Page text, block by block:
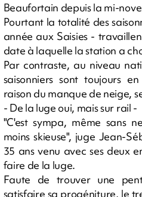
Beaufortain depuis la mi-
Pourtant la totalité des
année aux Saisies -
date à laquelle la station a
Par contraste, au niveau
saisonniers sont toujours
raison du manque de neige,
- De la luge oui, mais sur rail -
"C'est sympa, même sans
moins skieuse", juge Jean-
35 ans venu avec ses deux
faire de la luge.
Faute de trouver une
satisfaire sa progéniture, le